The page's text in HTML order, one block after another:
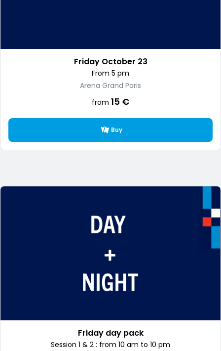
Friday October 23
From 5 pm
Arena Grand Paris
from 15 €
Buy
Friday day pack
Session 1 & 2 : from 10 am to 10 pm